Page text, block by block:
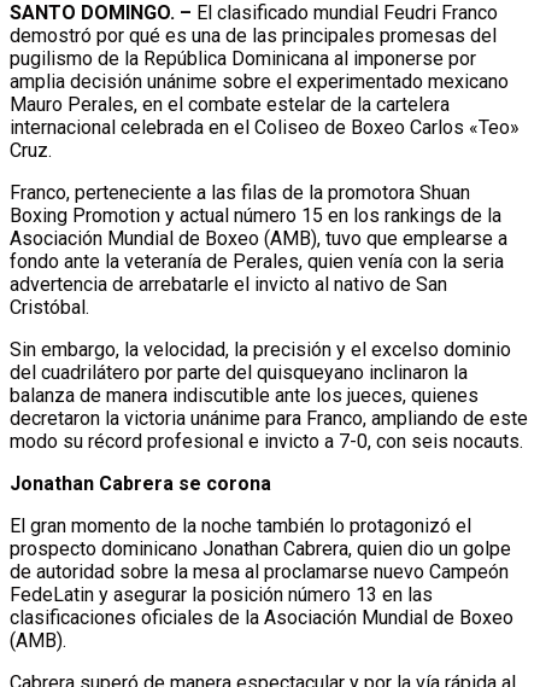
SANTO DOMINGO. – El clasificado mundial Feudri Franco
demostró por qué es una de las principales promesas del
pugilismo de la República Dominicana al imponerse por
amplia decisión unánime sobre el experimentado mexicano
Mauro Perales, en el combate estelar de la cartelera
internacional celebrada en el Coliseo de Boxeo Carlos «Teo»
Cruz.
Franco, perteneciente a las filas de la promotora Shuan
Boxing Promotion y actual número 15 en los rankings de la
Asociación Mundial de Boxeo (AMB), tuvo que emplearse a
fondo ante la veteranía de Perales, quien venía con la seria
advertencia de arrebatarle el invicto al nativo de San
Cristóbal.
Sin embargo, la velocidad, la precisión y el excelso dominio
del cuadrilátero por parte del quisqueyano inclinaron la
balanza de manera indiscutible ante los jueces, quienes
decretaron la victoria unánime para Franco, ampliando de este
modo su récord profesional e invicto a 7-0, con seis nocauts.
Jonathan Cabrera se corona
El gran momento de la noche también lo protagonizó el
prospecto dominicano Jonathan Cabrera, quien dio un golpe
de autoridad sobre la mesa al proclamarse nuevo Campeón
FedeLatin y asegurar la posición número 13 en las
clasificaciones oficiales de la Asociación Mundial de Boxeo
(AMB).